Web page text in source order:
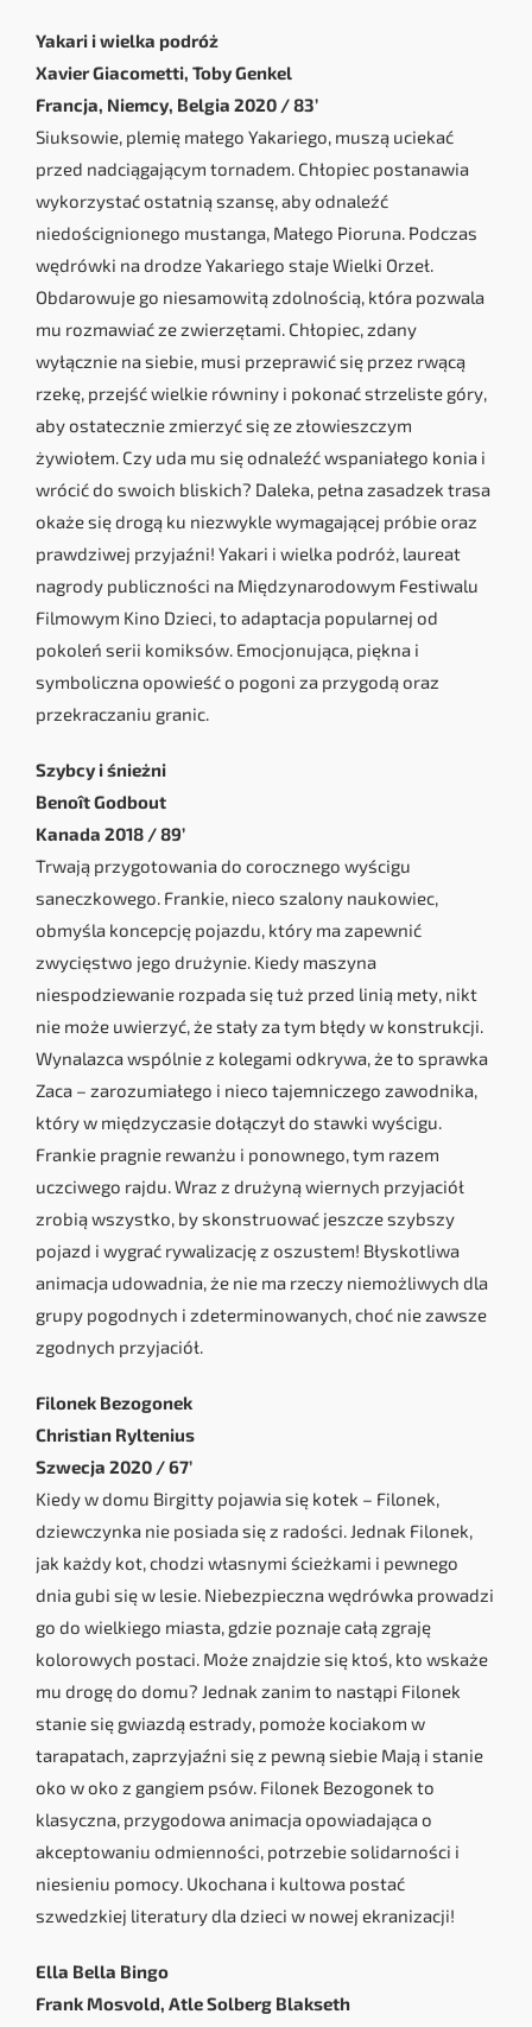
Yakari i wielka podróż
Xavier Giacometti, Toby Genkel
Francja, Niemcy, Belgia 2020 / 83’
Siuksowie, plemię małego Yakariego, muszą uciekać
przed nadciągającym tornadem. Chłopiec postanawia
wykorzystać ostatnią szansę, aby odnaleźć
niedoścignionego mustanga, Małego Pioruna. Podczas
wędrówki na drodze Yakariego staje Wielki Orzeł.
Obdarowuje go niesamowitą zdolnością, która pozwala
mu rozmawiać ze zwierzętami. Chłopiec, zdany
wyłącznie na siebie, musi przeprawić się przez rwącą
rzekę, przejść wielkie równiny i pokonać strzeliste góry,
aby ostatecznie zmierzyć się ze złowieszczym
żywiołem. Czy uda mu się odnaleźć wspaniałego konia i
wrócić do swoich bliskich? Daleka, pełna zasadzek trasa
okaże się drogą ku niezwykle wymagającej próbie oraz
prawdziwej przyjaźni! Yakari i wielka podróż, laureat
nagrody publiczności na Międzynarodowym Festiwalu
Filmowym Kino Dzieci, to adaptacja popularnej od
pokoleń serii komiksów. Emocjonująca, piękna i
symboliczna opowieść o pogoni za przygodą oraz
przekraczaniu granic.
Szybcy i śnieżni
Benoît Godbout
Kanada 2018 / 89’
Trwają przygotowania do corocznego wyścigu
saneczkowego. Frankie, nieco szalony naukowiec,
obmyśla koncepcję pojazdu, który ma zapewnić
zwycięstwo jego drużynie. Kiedy maszyna
niespodziewanie rozpada się tuż przed linią mety, nikt
nie może uwierzyć, że stały za tym błędy w konstrukcji.
Wynalazca wspólnie z kolegami odkrywa, że to sprawka
Zaca – zarozumiałego i nieco tajemniczego zawodnika,
który w międzyczasie dołączył do stawki wyścigu.
Frankie pragnie rewanżu i ponownego, tym razem
uczciwego rajdu. Wraz z drużyną wiernych przyjaciół
zrobią wszystko, by skonstruować jeszcze szybszy
pojazd i wygrać rywalizację z oszustem! Błyskotliwa
animacja udowadnia, że nie ma rzeczy niemożliwych dla
grupy pogodnych i zdeterminowanych, choć nie zawsze
zgodnych przyjaciół.
Filonek Bezogonek
Christian Ryltenius
Szwecja 2020 / 67’
Kiedy w domu Birgitty pojawia się kotek – Filonek,
dziewczynka nie posiada się z radości. Jednak Filonek,
jak każdy kot, chodzi własnymi ścieżkami i pewnego
dnia gubi się w lesie. Niebezpieczna wędrówka prowadzi
go do wielkiego miasta, gdzie poznaje całą zgraję
kolorowych postaci. Może znajdzie się ktoś, kto wskaże
mu drogę do domu? Jednak zanim to nastąpi Filonek
stanie się gwiazdą estrady, pomoże kociakom w
tarapatach, zaprzyjaźni się z pewną siebie Mają i stanie
oko w oko z gangiem psów. Filonek Bezogonek to
klasyczna, przygodowa animacja opowiadająca o
akceptowaniu odmienności, potrzebie solidarności i
niesieniu pomocy. Ukochana i kultowa postać
szwedzkiej literatury dla dzieci w nowej ekranizacji!
Ella Bella Bingo
Frank Mosvold, Atle Solberg Blakseth